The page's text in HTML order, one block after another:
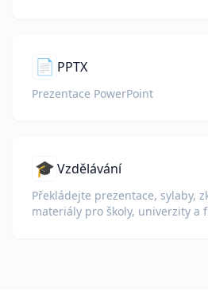
📄 PPTX
Prezentace PowerPoint
🎓Vzdělávání
Překládejte prezentace, sylaby,
materiály pro školy, univerzity a